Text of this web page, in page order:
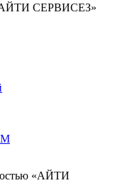
СЕРВИСЕЗ»
«АЙТИ